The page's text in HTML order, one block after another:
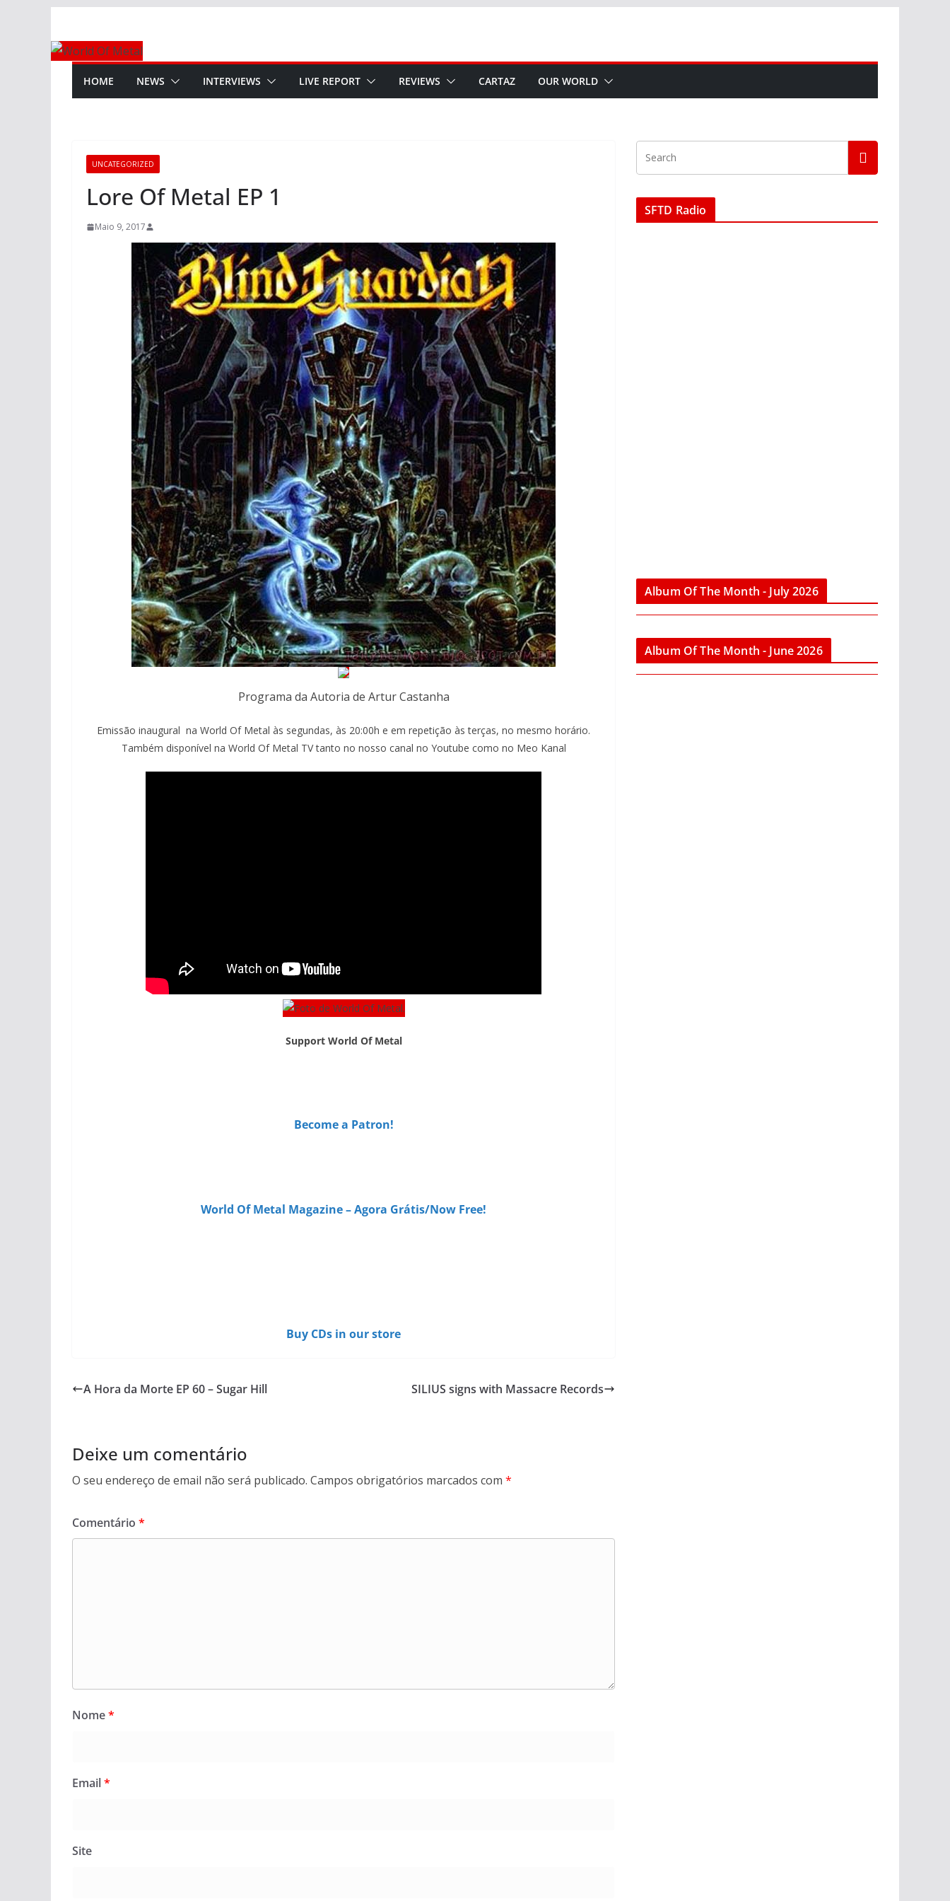
content
HOME NEWS INTERVIEWS LIVE REPORT REVIEWS CARTAZ OUR WORLD
UNCATEGORIZED
Lore Of Metal EP 1
Maio 9, 2017
Programa da Autoria de Artur Castanha
Emissão inaugural na World Of Metal às segundas, às 20:00h e em repetição às terças, no mesmo horário.
Também disponível na World Of Metal TV tanto no nosso canal no Youtube como no Meo Kanal
Support World Of Metal
Become a Patron!
World Of Metal Magazine – Agora Grátis/Now Free!
Buy CDs in our store
A Hora da Morte EP 60 – Sugar Hill SILIUS signs with Massacre Records
Deixe um comentário
O seu endereço de email não será publicado. Campos obrigatórios marcados com *
Comentário *
Nome*
Email*
Site
SFTD Radio
Album Of The Month - July 2026
Album Of The Month - June 2026